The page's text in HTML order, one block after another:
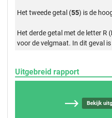
Het tweede getal (55) is de
Het derde getal met de letter R (
voor de velgmaat. In dit geval
Uitgebreid rapport
Bekijk